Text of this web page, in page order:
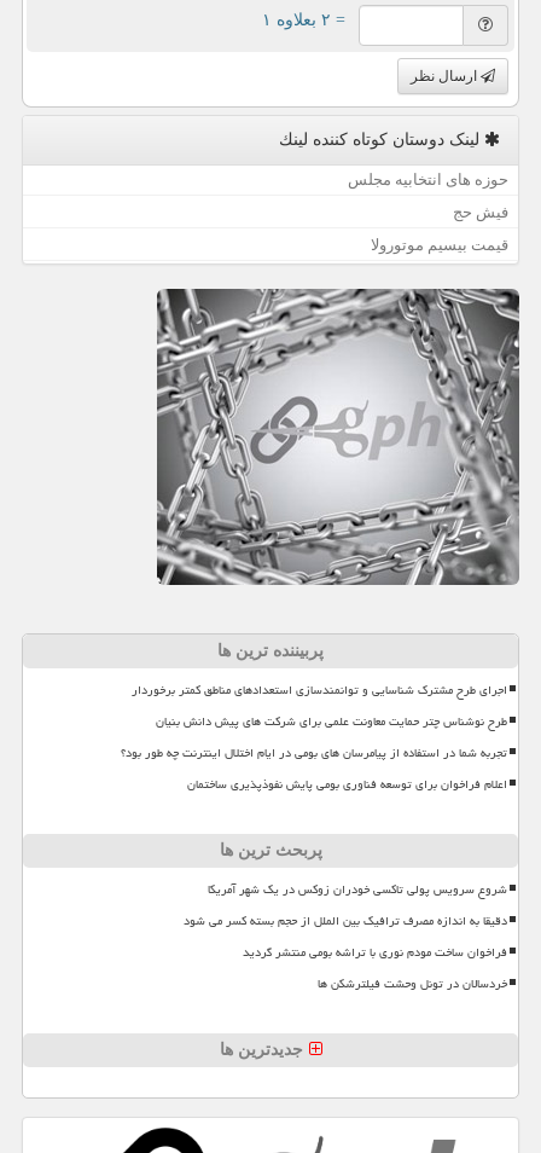
= ۲ بعلاوه ۱
ارسال نظر
لینک دوستان كوتاه كننده لینك
حوزه های انتخابیه مجلس
فیش حج
قیمت بیسیم موتورولا
پربیننده ترین ها
اجرای طرح مشترک شناسایی و توانمندسازی استعدادهای مناطق کمتر برخوردار
طرح نوشناس چتر حمایت معاونت علمی برای شرکت های پیش دانش بنیان
تجربه شما در استفاده از پیامرسان های بومی در ایام اختلال اینترنت چه طور بود؟
اعلام فراخوان برای توسعه فناوری بومی پایش نفوذپذیری ساختمان
پربحث ترین ها
شروع سرویس پولی تاکسی خودران زوکس در یک شهر آمریکا
دقیقا به اندازه مصرف ترافیک بین الملل از حجم بسته کسر می شود
فراخوان ساخت مودم نوری با تراشه بومی منتشر گردید
خردسالان در تونل وحشت فیلترشکن ها
جدیدترین ها